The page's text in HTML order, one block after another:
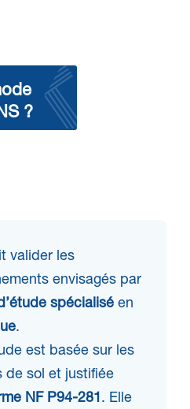
?
valider les
envisagés par
spécialisé en
.
est basée sur les
de sol et justifiée
NF P94-281 . Elle